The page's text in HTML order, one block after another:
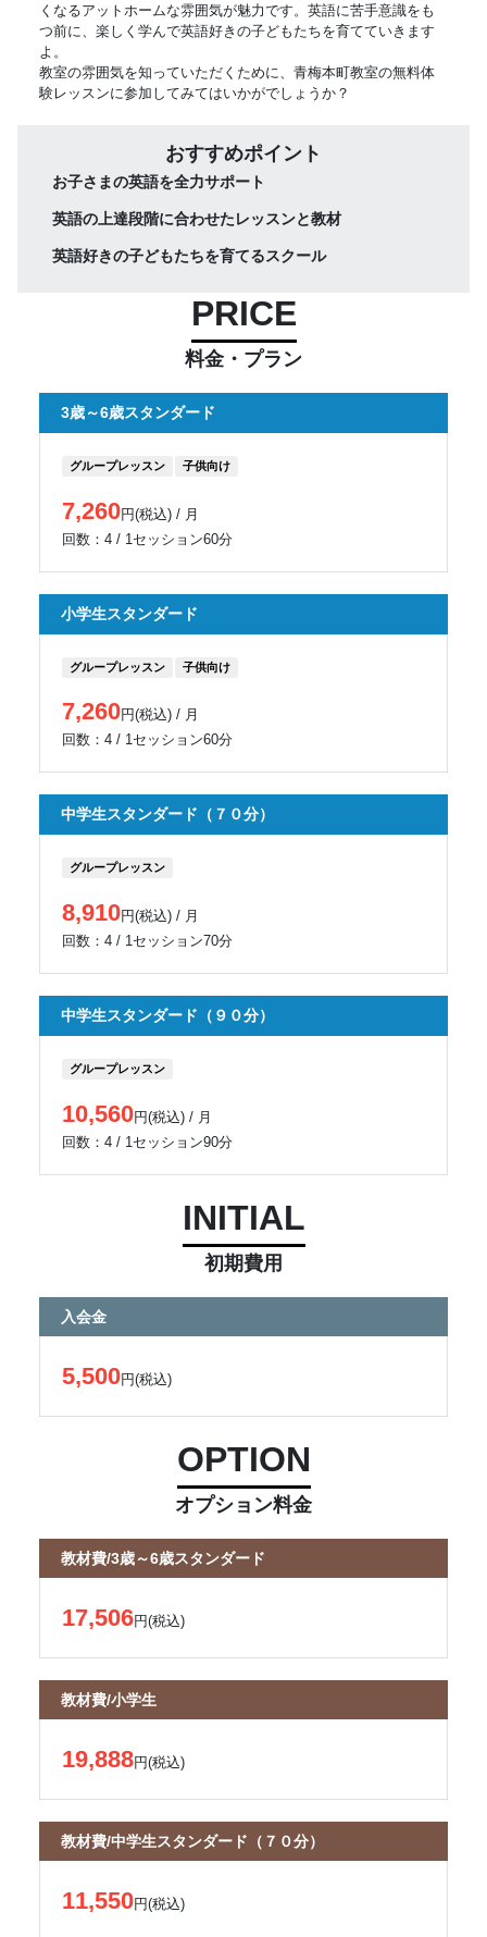
くなるアットホームな雰囲気が魅力です。英語に苦手意識をも
つ前に、楽しく学んで英語好きの子どもたちを育てていきます
よ。
教室の雰囲気を知っていただくために、青梅本町教室の無料体
験レッスンに参加してみてはいかがでしょうか？
おすすめポイント
お子さまの英語を全力サポート
英語の上達段階に合わせたレッスンと教材
英語好きの子どもたちを育てるスクール
PRICE
料金・プラン
3歳～6歳スタンダード
グループレッスン 子供向け
7,260円(税込) / 月
回数：4 / 1セッション60分
小学生スタンダード
グループレッスン 子供向け
7,260円(税込) / 月
回数：4 / 1セッション60分
中学生スタンダード（７０分）
グループレッスン
8,910円(税込) / 月
回数：4 / 1セッション70分
中学生スタンダード（９０分）
グループレッスン
10,560円(税込) / 月
回数：4 / 1セッション90分
INITIAL
初期費用
入会金
5,500円(税込)
OPTION
オプション料金
教材費/3歳～6歳スタンダード
17,506円(税込)
教材費/小学生
19,888円(税込)
教材費/中学生スタンダード（７０分）
11,550円(税込)